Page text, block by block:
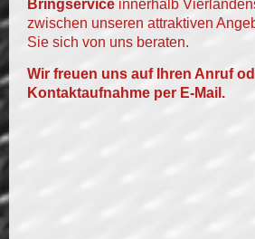
Bringservice innerhalb
zwischen unseren attraktiven
Sie sich von uns beraten.
Wir freuen uns auf Ihren Anruf
Kontaktaufnahme per E-Mail.